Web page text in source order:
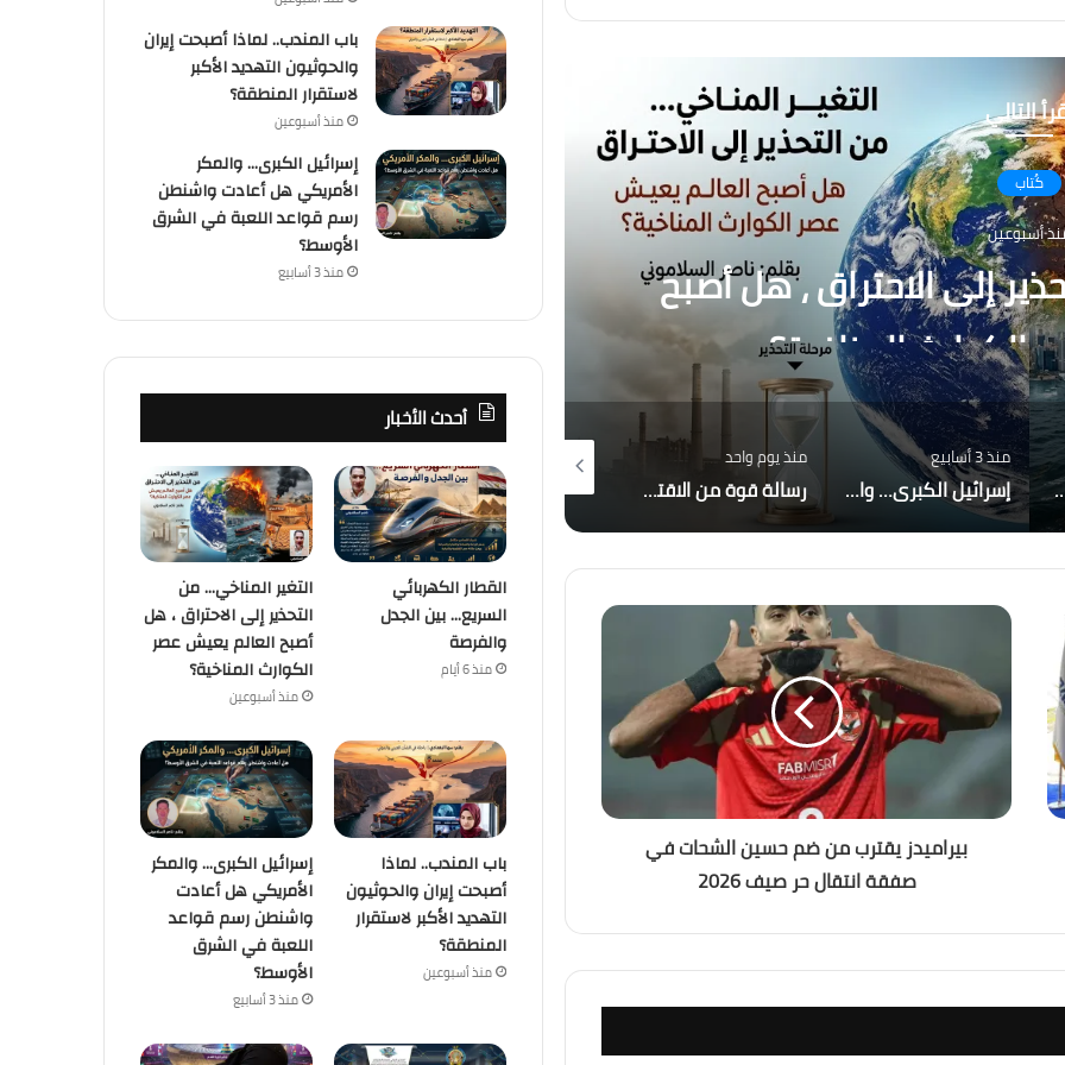
التالي
كُتاب
أسبوعين
إلى الاحتراق ، هل أصبح
الكوارث المناخية؟
باب المندب.. لماذا أصبحت
الأكبر لاستقرار
الأكبر لاستقرار المنطقة؟
منذ 3 أسابيع
إسرائيل الكبرى… والمكر الأمريكي هل أعادت واشنطن رسم قواعد اللعبة في الشرق الأوسط؟
منذ يوم واحد
رسالة قوة من الاقتصاد المصري.. صافي الاحتياطي الأجنبي يسجل قفزة تاريخية ويصل إلى 56.29 مليار دولار بنهاية يوليو
منذ 6 أيام
القطار الكهربائي السريع… بين الجدل والفرصة التغير المناخي… من التحذير إلى الاحتراق ، هل أصبح العالم يعيش عصر الكوارث المناخية؟
بيراميدز يقترب من ضم حسين الشحات في
صفقة انتقال حر صيف 2026
باب المندب.. لماذا أصبحت إيران
والحوثيون التهديد الأكبر
لاستقرار المنطقة؟
منذ أسبوعين
إسرائيل الكبرى… والمكر
الأمريكي هل أعادت واشنطن
رسم قواعد اللعبة في الشرق
الأوسط؟
منذ 3 أسابيع
أحدث الأخبار
القطار الكهربائي
السريع… بين الجدل
والفرصة
منذ 6 أيام
التغير المناخي… من
التحذير إلى الاحتراق ، هل
أصبح العالم يعيش عصر
الكوارث المناخية؟
منذ أسبوعين
باب المندب.. لماذا
أصبحت إيران والحوثيون
التهديد الأكبر لاستقرار
المنطقة؟
منذ أسبوعين
إسرائيل الكبرى… والمكر
الأمريكي هل أعادت
واشنطن رسم قواعد
اللعبة في الشرق
الأوسط؟
منذ 3 أسابيع